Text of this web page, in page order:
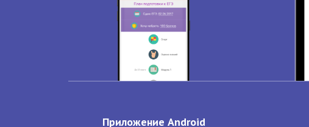
Приложение Android